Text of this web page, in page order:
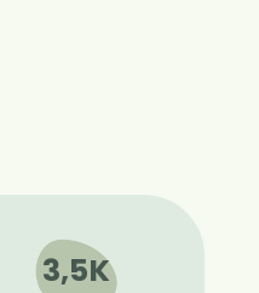
3,5K